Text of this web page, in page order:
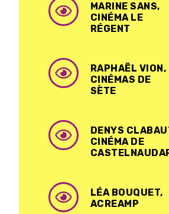
MARINE SANS,
CINÉMA LE
RÉGENT
RAPHAËL VION,
CINÉMAS DE
SÈTE
DENYS
CINÉMA DE
LÉA BOUQUET,
ACREAMP